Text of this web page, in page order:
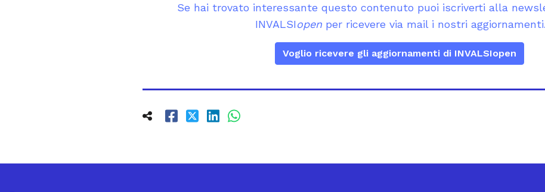
Se hai trovato interessante questo contenuto puoi iscriverti alla
INVALSIopen per ricevere via mail i nostri aggiornamenti.
Voglio ricevere gli aggiornamenti di INVALSIopen